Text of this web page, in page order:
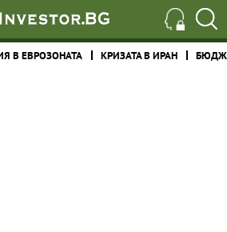
В ЕВРОЗОНАТА КРИЗАТА В ИРАН